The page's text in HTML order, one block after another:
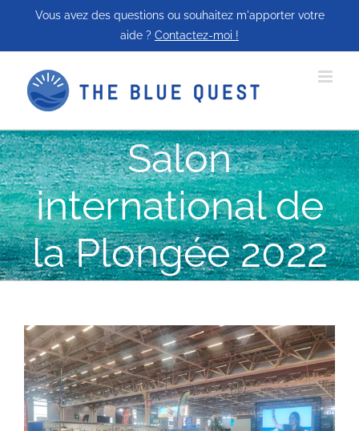
Vous avez des questions ou souhaitez m'apporter votre
aide ? Contactez-moi !
Salon
international de
la Plongée 2022
Voir
l'image
agrandie